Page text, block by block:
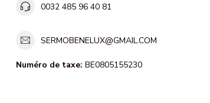
0032 485 96 40 81
SERMOBENELUX@GMAIL.COM
Numéro de taxe: BE0805155230